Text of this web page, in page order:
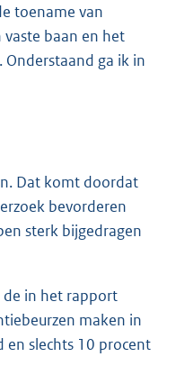
toename van
baan en het
ga ik in
Dat komt doordat
bevorderen
sterk bijgedragen
de in het rapport
maken in
en slechts 10 procent